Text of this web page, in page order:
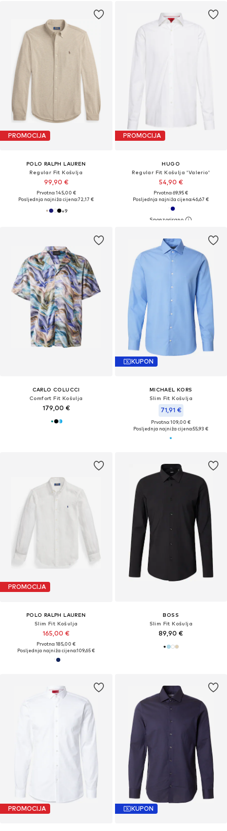
PROMOCIJA
POLO RALPH LAUREN
Regular Fit Košulja
99,90 €
Prvotno: 145,00 €
Posljednja najniža cijena:72,17 €
+9
PROMOCIJA
HUGO
Regular Fit Košulja 'Valerio'
54,90 €
Prvotno: 69,95 €
Posljednja najniža cijena:46,67 €
CARLO COLUCCI
Comfort Fit Košulja
179,00 €
KUPON
MICHAEL KORS
Slim Fit Košulja
71,91 €
Prvotno: 109,00 €
Posljednja najniža cijena:55,93 €
PROMOCIJA
POLO RALPH LAUREN
Slim Fit Košulja
165,00 €
Prvotno: 185,00 €
Posljednja najniža cijena:109,65 €
BOSS
Slim Fit Košulja
89,90 €
PROMOCIJA KUPON